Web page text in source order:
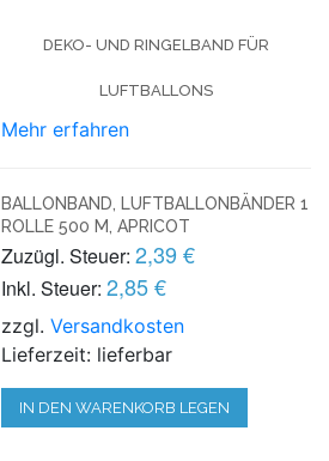
DEKO- UND RINGELBAND FÜR
LUFTBALLONS
Mehr erfahren
BALLONBAND, LUFTBALLONBÄNDER 1
ROLLE 500 M, APRICOT
Zuzügl. Steuer: 2,39 €
Inkl. Steuer: 2,85 €
zzgl.Versandkosten
Lieferzeit: lieferbar
IN DEN WARENKORB LEGEN